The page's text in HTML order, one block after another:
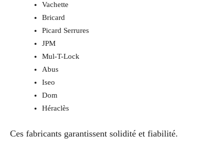
Vachette
Bricard
Picard Serrures
JPM
Mul-T-Lock
Abus
Iseo
Dom
Héraclès
Ces fabricants garantissent solidité et fiabilité.